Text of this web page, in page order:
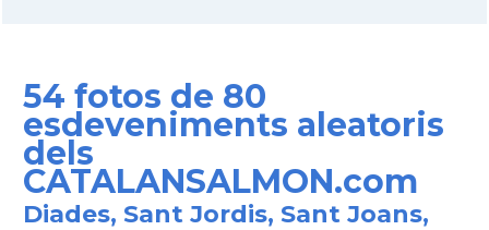
54 fotos de 80
esdeveniments aleatoris
dels
CATALANSALMON.com
Diades, Sant Jordis, Sant Joans,